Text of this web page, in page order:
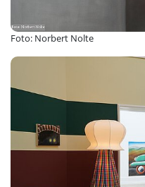
Foto: Norbert Nolte